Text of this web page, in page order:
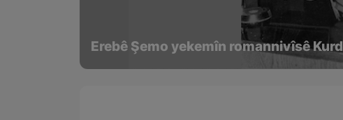
Erebê Şemo yekemîn romannivîsê Kurd